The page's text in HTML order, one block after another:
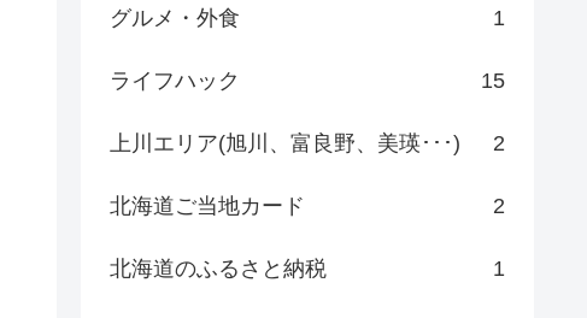
グルメ・外食 1
ライフハック 15
上川エリア(旭川、富良野、美瑛･･･) 2
北海道ご当地カード 2
北海道のふるさと納税 1